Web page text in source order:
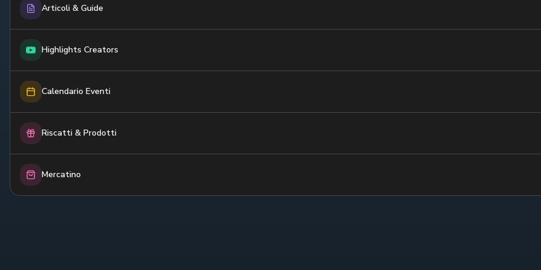
Articoli & Guide
Highlights Creators
Calendario Eventi
Riscatti & Prodotti
Mercatino